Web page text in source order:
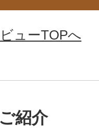
ューTOPへ
紹介